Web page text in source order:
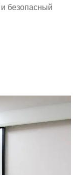
безопасный